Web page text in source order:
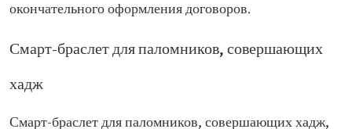
окончательного оформления договоров.
Смарт-браслет для паломников, совершающих
хадж
Смарт-браслет для паломников, совершающих хадж,